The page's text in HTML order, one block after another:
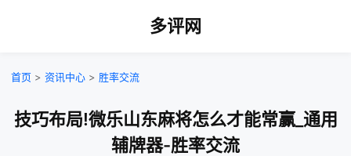
多评网
首页 > 资讯中心 > 胜率交流
技巧布局!微乐山东麻将怎么才能常赢_通用
辅牌器-胜率交流